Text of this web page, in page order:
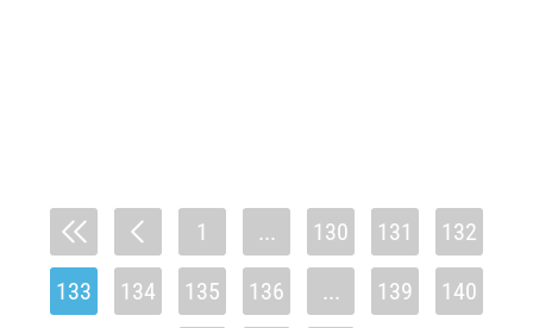
1 ... 130 131 132
133 134 135 136 ... 139 140